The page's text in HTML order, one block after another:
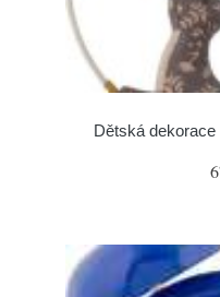
Dětská dekorace